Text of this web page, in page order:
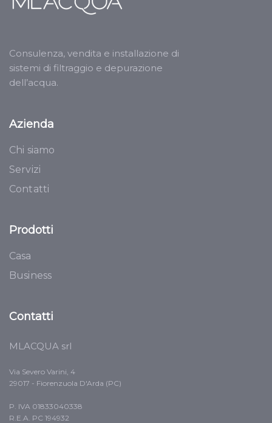
Consulenza, vendita e installazione di
sistemi di filtraggio e depurazione
dell’acqua.
Azienda
Chi siamo
Servizi
Contatti
Prodotti
Casa
Business
Contatti
MLACQUA srl
Via Severo Varini, 4
29017 - Fiorenzuola D'Arda (PC)
P. IVA 01833040338
R.E.A. PC 194932